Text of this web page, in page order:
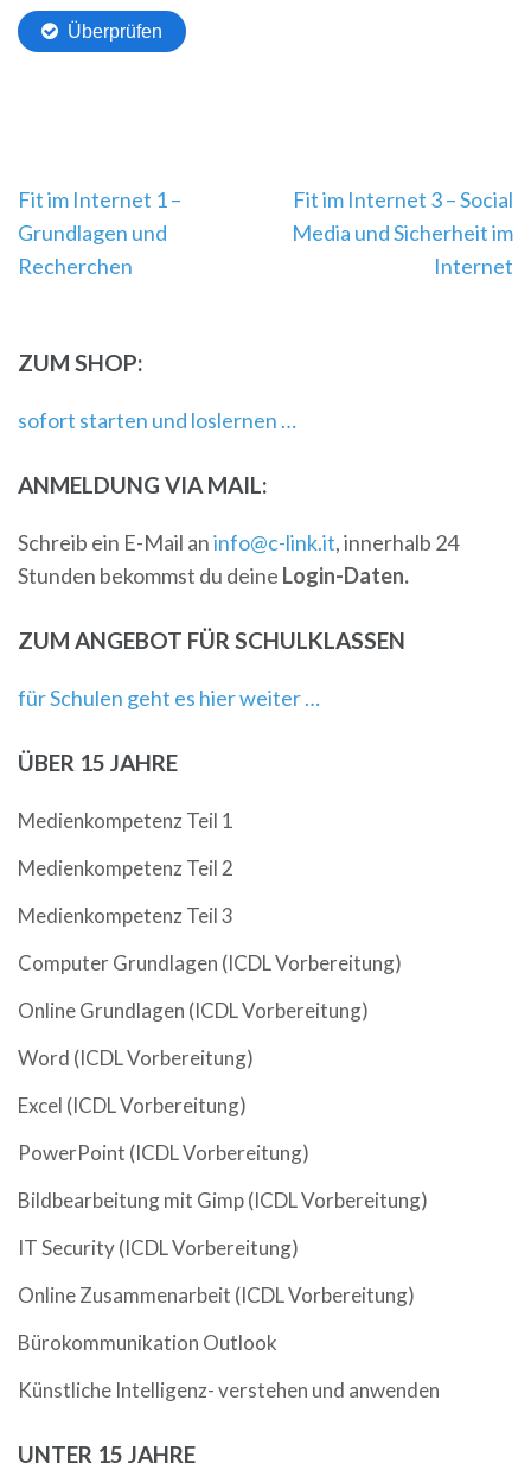
Beitragsnavigation
Fit im Internet 1 –
Grundlagen und
Recherchen
Fit im Internet 3 – Social
Media und Sicherheit im
Internet
ZUM SHOP:
sofort starten und loslernen …
ANMELDUNG VIA MAIL:
Schreib ein E-Mail aninfo@c-link.it, innerhalb 24
Stunden bekommst du deine Login-Daten.
ZUM ANGEBOT FÜR SCHULKLASSEN
für Schulen geht es hier weiter …
ÜBER 15 JAHRE
Medienkompetenz Teil 1
Medienkompetenz Teil 2
Medienkompetenz Teil 3
Computer Grundlagen (ICDL Vorbereitung)
Online Grundlagen (ICDL Vorbereitung)
Word (ICDL Vorbereitung)
Excel (ICDL Vorbereitung)
PowerPoint (ICDL Vorbereitung)
Bildbearbeitung mit Gimp (ICDL Vorbereitung)
IT Security (ICDL Vorbereitung)
Online Zusammenarbeit (ICDL Vorbereitung)
Bürokommunikation Outlook
Künstliche Intelligenz- verstehen und anwenden
UNTER 15 JAHRE